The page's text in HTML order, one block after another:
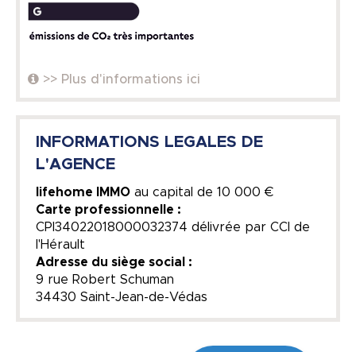
>> Plus d'informations ici
INFORMATIONS LEGALES DE
L'AGENCE
lifehome IMMO au capital de 10 000 €
Carte professionnelle :
CPI34022018000032374 délivrée par CCI de
l'Hérault
Adresse du siège social :
9 rue Robert Schuman
34430 Saint-Jean-de-Védas